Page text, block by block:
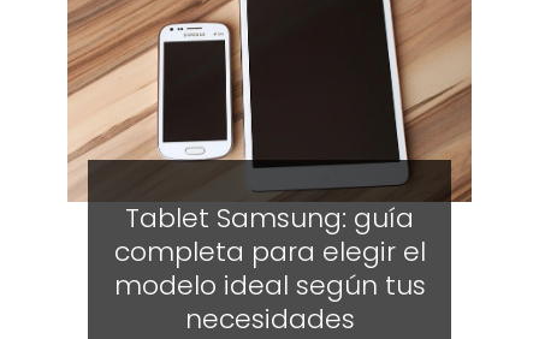
Tablet Samsung: guía
completa para elegir el
modelo ideal según tus
necesidades